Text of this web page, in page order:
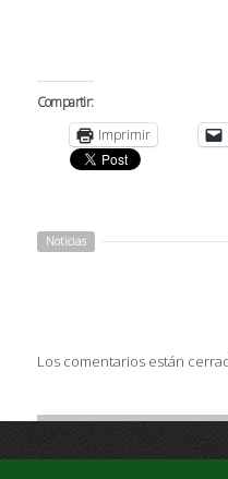
Compartir:
Imprimir
Noticias
Los comentarios están